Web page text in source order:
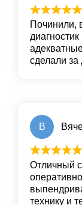
Починили,
сделали
В
Отличный
технику и